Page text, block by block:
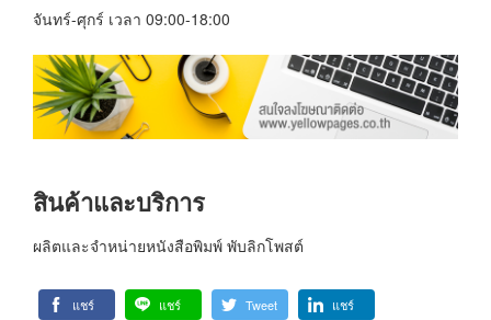
จันทร์-ศุกร์ เวลา 09:00-18:00
สินค้าและบริการ
ผลิตและจำหน่ายหนังสือพิมพ์ พับลิกโพสต์
แชร์ แชร์ Tweet แชร์